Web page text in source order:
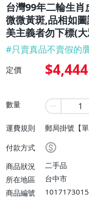
台灣99年二輪生
微微黃斑,品相如
美主義者勿下標(
#只賣真品不賣假的
定價 $4,444
數量
運費規則
郵局掛號【
$20000免運
付款方式
商品狀況
二手品
所在地區
台中市
商品編號